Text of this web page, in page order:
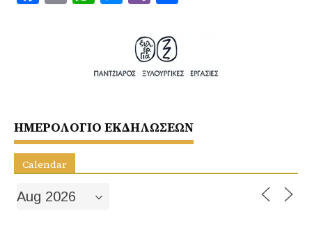
o
k
A
p
e
g
er
er
ΗΜΕΡΟΛΟΓΙΟ ΕΚΔΗΛΩΣΕΩΝ
Calendar